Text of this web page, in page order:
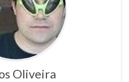
Oliveira